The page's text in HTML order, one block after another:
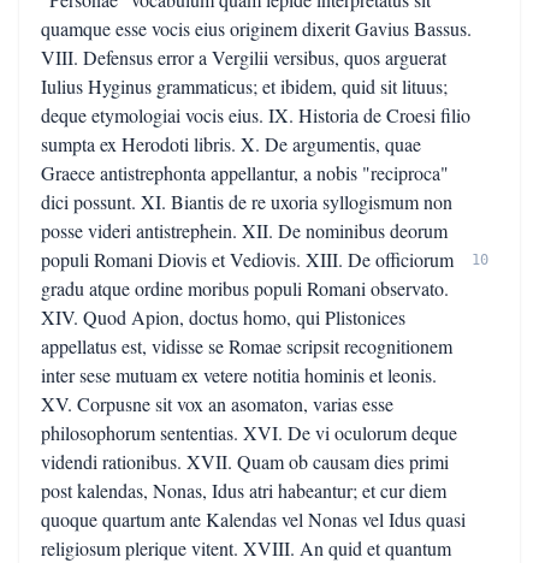
quamque esse vocis eius originem dixerit Gavius Bassus.
VIII. Defensus error a Vergilii versibus, quos arguerat
Iulius Hyginus grammaticus; et ibidem, quid sit lituus;
deque etymologiai vocis eius. IX. Historia de Croesi filio
sumpta ex Herodoti libris. X. De argumentis, quae
Graece antistrephonta appellantur, a nobis "reciproca"
dici possunt. XI. Biantis de re uxoria syllogismum non
posse videri antistrephein. XII. De nominibus deorum
populi Romani Diovis et Vediovis. XIII. De officiorum
gradu atque ordine moribus populi Romani observato.
XIV. Quod Apion, doctus homo, qui Plistonices
appellatus est, vidisse se Romae scripsit recognitionem
inter sese mutuam ex vetere notitia hominis et leonis.
XV. Corpusne sit vox an asomaton, varias esse
philosophorum sententias. XVI. De vi oculorum deque
videndi rationibus. XVII. Quam ob causam dies primi
post kalendas, Nonas, Idus atri habeantur; et cur diem
quoque quartum ante Kalendas vel Nonas vel Idus quasi
religiosum plerique vitent. XVIII. An quid et quantum
10